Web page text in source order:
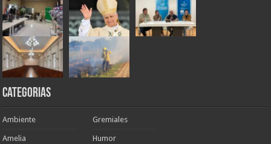
Categorias
Ambiente
Amelia
Gremiales
Humor